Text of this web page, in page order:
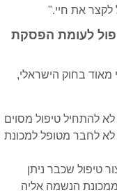
לקצר את חיי."
לעומת הפסקת
בחוק הישראלי,
להתחיל טיפול מסוים
לחבר מטופל למכונת
טיפול שכבר ניתן
הנשמה אליה